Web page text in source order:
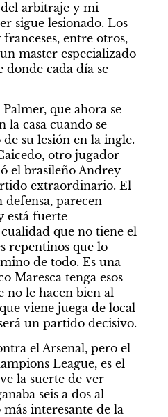
arbitraje y mi
sigue lesionado. Los
entre otros,
master especializado
donde cada día se
que ahora se
casa cuando se
su lesión en la ingle.
otro jugador
el brasileño Andrey
extraordinario. El
defensa, parecen
está fuerte
que no tiene el
repentinos que lo
de todo. Es una
Maresca tenga esos
no le hacen bien al
viene juega de local
un partido decisivo.
el Arsenal, pero el
League, es el
la suerte de ver
seis a dos al
interesante de la